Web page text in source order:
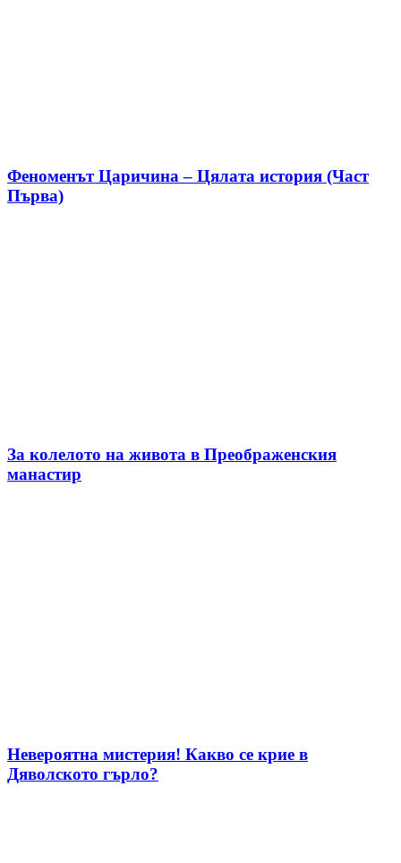
Феноменът Царичина – Цялата история (Част
Първа)
За колелото на живота в Преображенския
манастир
Невероятна мистерия! Какво се крие в
Дяволското гърло?